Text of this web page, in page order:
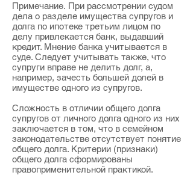
Примечание. При рассмотрении судом
дела о разделе имущества супругов и
долга по ипотеке третьим лицом по
делу привлекается банк, выдавший
кредит. Мнение банка учитывается в
суде. Следует учитывать также, что
супруги вправе не делить долг, а,
например, зачесть большей долей в
имуществе одного из супругов.
Сложность в отличии общего долга
супругов от личного долга одного из них
заключается в том, что в семейном
законодательстве отсутствует понятие
общего долга. Критерии (признаки)
общего долга сформированы
правоприменительной практикой.